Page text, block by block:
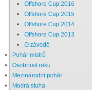
Oznámení
Členské příspěvky
Dokumenty ke stažení
Offshore Cup 2016
Offshore Cup 2015
Offshore Cup 2014
Offshore Cup 2013
O závodě
Pohár mistrů
Osobnost roku
Mezinárodní pohár
Modrá stuha